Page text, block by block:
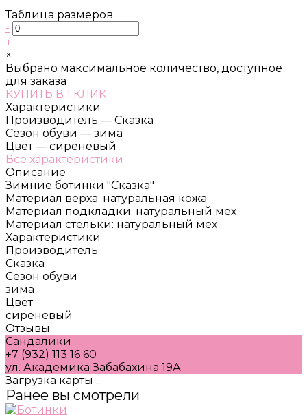
Таблица размеров
-
+
×
Выбрано максимальное количество, доступное
для заказа
КУПИТЬ В 1 КЛИК
Характеристики
Производитель — Сказка
Сезон обуви — зима
Цвет — сиреневый
Все характеристики
Описание
Зимние ботинки "Сказка"
Материал верха: натуральная кожа
Материал подкладки: натуральный мех
Материал стельки: натуральный мех
Характеристики
Производитель
Сказка
Сезон обуви
зима
Цвет
сиреневый
Отзывы
Сандалики
+7 (932) 113 16 60
ул. Академика Забабахина 19А
Загрузка карты ...
Ранее вы смотрели